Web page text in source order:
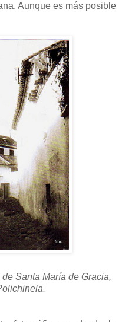
Aunque es más posible
Santa María de Gracia,